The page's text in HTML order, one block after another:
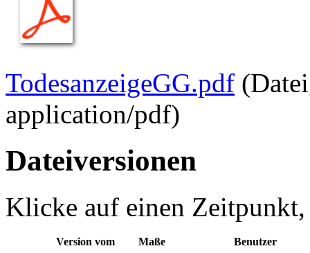
TodesanzeigeGG.pdf
application/pdf)
Dateiversionen
Klicke auf einen Zeitpunkt,
Version vom Maße
Benutzer